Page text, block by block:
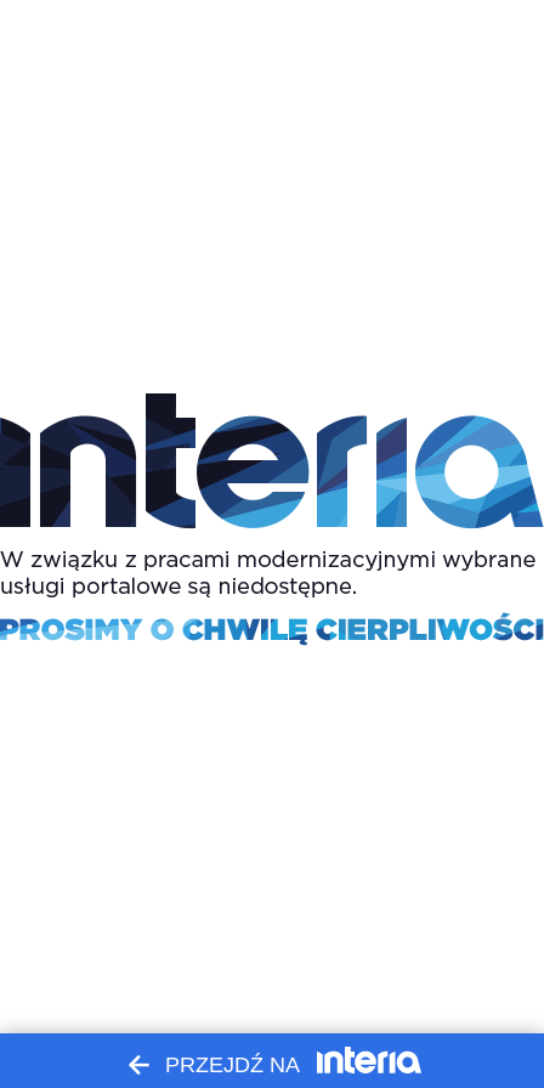
PRZEJDŹ NA